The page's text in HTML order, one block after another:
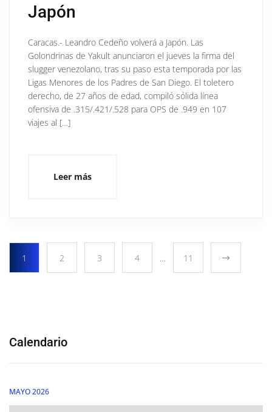
Japón
Caracas.- Leandro Cedeño volverá a Japón. Las
Golondrinas de Yakult anunciaron el jueves la firma del
slugger venezolano, tras su paso esta temporada por las
Ligas Menores de los Padres de San Diego. El toletero
derecho, de 27 años de edad, compiló sólida línea
ofensiva de .315/.421/.528 para OPS de .949 en 107
viajes al […]
Leer más
1 2 3 4 … 11
Calendario
MAYO 2026